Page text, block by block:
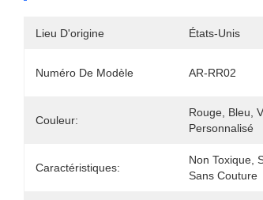
Lieu D'origine États-Unis
Numéro De Modèle AR-RR02
Couleur:
Rouge, Bleu,
Personnalisé
Caractéristiques:
Non Toxique,
Sans Couture